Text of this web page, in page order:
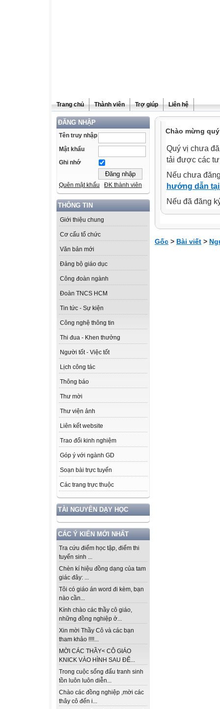
Trang chủ Thành viên Trợ giúp Liên hệ
ĐĂNG NHẬP
Tên truy nhập
Mật khẩu
Ghi nhớ
Quên mật khẩu ĐK thành viên
THÔNG TIN
Giới thiệu chung
Cơ cấu tổ chức
Văn bản mới
Đảng bộ giáo dục
Công đoàn ngành
Đoàn TNCS HCM
Tin tức - Sự kiện
Công nghệ thông tin
Thi đua - Khen thưởng
Người tốt - Việc tốt
Lịch công tác
Thông báo
Thư mời
Thư viện ảnh
Liên kết website
Trao đổi kinh nghiệm
Góp ý với ngành GD
Soạn bài trực tuyến
Các trang trực thuộc
TÀI NGUYÊN DẠY HỌC
CÁC Ý KIẾN MỚI NHẤT
Tra cứu điểm học tập, điểm thi
tuyển sinh ...
Chèn kí hiệu đồng dạng của tam
giác đây: ...
Tôi có giáo án word đi kèm, bạn
nào cần...
Kính chào các thầy cô giáo,
những đồng nghiệp ở...
Xin mời Thầy Cô và các bạn
tham khảo !!!!...
MỜI CÁC THẦY< CÔ GIÁO
KNICK VÀO HÌNH SAU ĐỂ...
Trong cuộc sống đấu tranh sinh
tồn luôn luôn diễn...
Chào các đồng nghiệp ,mời các
thây cô đến i...
Chào mừng
Quý vị chưa
tải được các
Nếu chưa
hướng dẫn
Nếu đã đăng
Gốc > Bài viết >